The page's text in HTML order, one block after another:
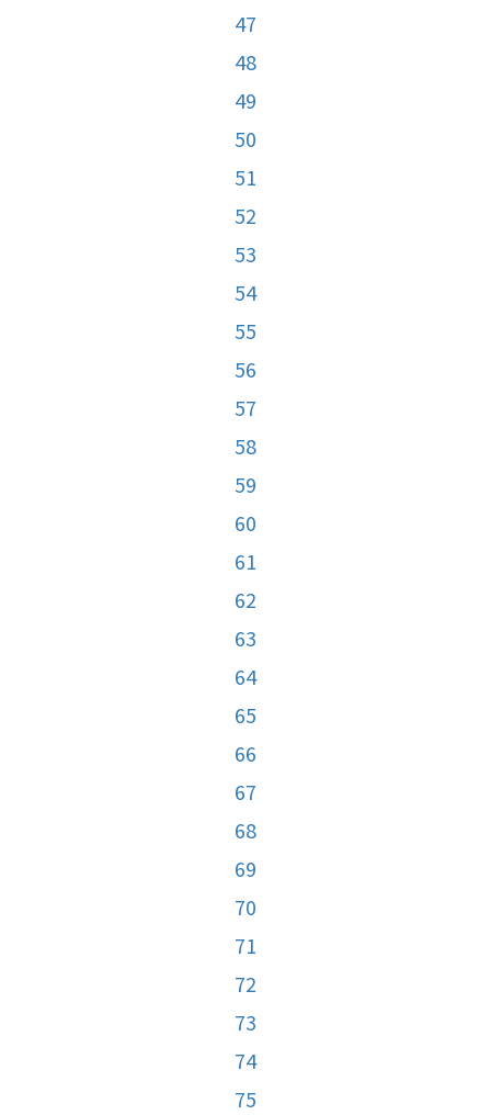
47
48
49
50
51
52
53
54
55
56
57
58
59
60
61
62
63
64
65
66
67
68
69
70
71
72
73
74
75